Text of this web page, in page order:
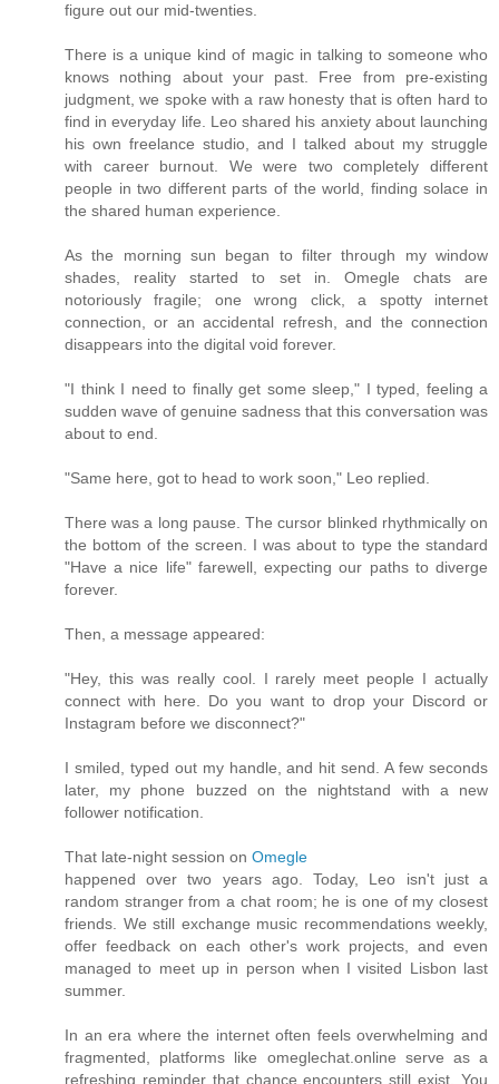
figure out our mid-twenties.
There is a unique kind of magic in talking to someone who
knows nothing about your past. Free from pre-existing
judgment, we spoke with a raw honesty that is often hard to
find in everyday life. Leo shared his anxiety about launching
his own freelance studio, and I talked about my struggle
with career burnout. We were two completely different
people in two different parts of the world, finding solace in
the shared human experience.
As the morning sun began to filter through my window
shades, reality started to set in. Omegle chats are
notoriously fragile; one wrong click, a spotty internet
connection, or an accidental refresh, and the connection
disappears into the digital void forever.
"I think I need to finally get some sleep," I typed, feeling a
sudden wave of genuine sadness that this conversation was
about to end.
"Same here, got to head to work soon," Leo replied.
There was a long pause. The cursor blinked rhythmically on
the bottom of the screen. I was about to type the standard
"Have a nice life" farewell, expecting our paths to diverge
forever.
Then, a message appeared:
"Hey, this was really cool. I rarely meet people I actually
connect with here. Do you want to drop your Discord or
Instagram before we disconnect?"
I smiled, typed out my handle, and hit send. A few seconds
later, my phone buzzed on the nightstand with a new
follower notification.
That late-night session on Omegle
happened over two years ago. Today, Leo isn't just a
random stranger from a chat room; he is one of my closest
friends. We still exchange music recommendations weekly,
offer feedback on each other's work projects, and even
managed to meet up in person when I visited Lisbon last
summer.
In an era where the internet often feels overwhelming and
fragmented, platforms like omeglechat.online serve as a
refreshing reminder that chance encounters still exist. You